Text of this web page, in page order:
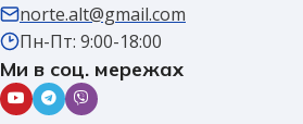
norte.alt@gmail.com
Пн-Пт: 9:00-18:00
Ми в соц. мережах